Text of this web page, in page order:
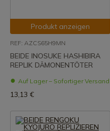
Produkt anzeigen
REF: AZCS65H9MN
BEIDE INOSUKE HASHIBIRA
REPLIK DÄMONENTÖTER
Auf Lager – Sofortiger Versand
13,13 €